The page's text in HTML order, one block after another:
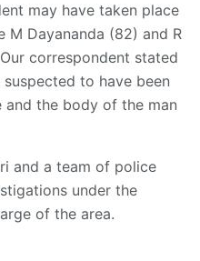
may have taken place
M Dayananda (82) and R
correspondent stated
to have been
and the body of the man
and a team of police
under the
of the area.